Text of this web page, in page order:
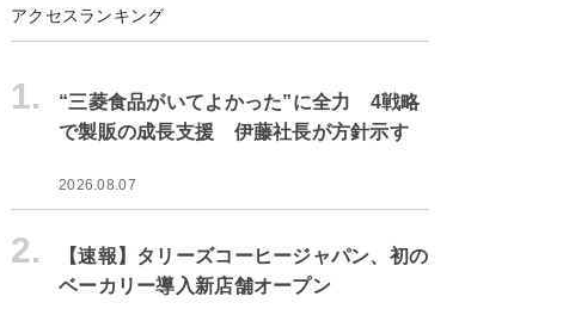
アクセスランキング
1.
“三菱食品がいてよかった”に全力 4戦略
で製販の成長支援 伊藤社長が方針示す
2026.08.07
2.
【速報】タリーズコーヒージャパン、初の
ベーカリー導入新店舗オープン